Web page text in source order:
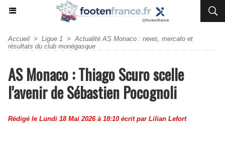
Accueil > Ligue 1 > Actualité AS Monaco : news, mercato et
résultats du club monégasque
AS Monaco : Thiago Scuro scelle
l'avenir de Sébastien Pocognoli
Rédigé le Lundi 18 Mai 2026 à 18:10 écrit par Lilian Lefort